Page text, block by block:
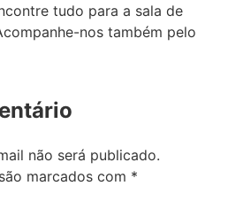
tudo para a sala de
nos também pelo
não será publicado.
marcados com *